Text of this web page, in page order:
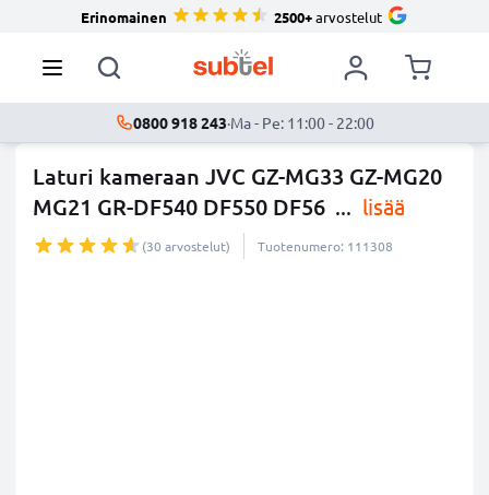
Erinomainen 2500+arvostelut
0800 918 243·Ma - Pe: 11:00 - 22:00
Laturi kameraan JVC GZ-MG33 GZ-MG20
MG21 GR-DF540 DF550 DF56 ... lisää
(30 arvostelut) Tuotenumero: 111308